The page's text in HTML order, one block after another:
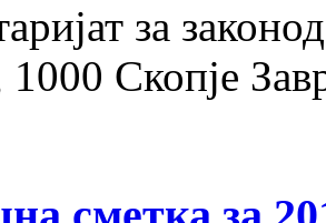
за
Скопје